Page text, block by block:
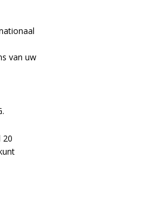
van uw
20